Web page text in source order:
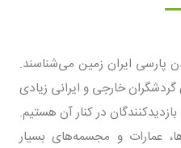
پارسی ایران زمین می‌شناسند.
خارجی و ایرانی زیادی
در کنار آن هستیم.
عمارات و مجسمه‌های بسیار